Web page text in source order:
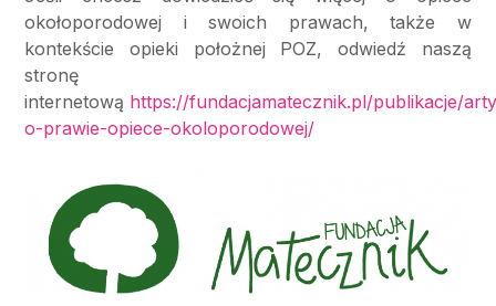
okołoporodowej i swoich prawach, także w
kontekście opieki położnej POZ, odwiedź naszą
stronę
internetową https://fundacjamatecznik.pl/publikacje/
o-prawie-opiece-okoloporodowej/